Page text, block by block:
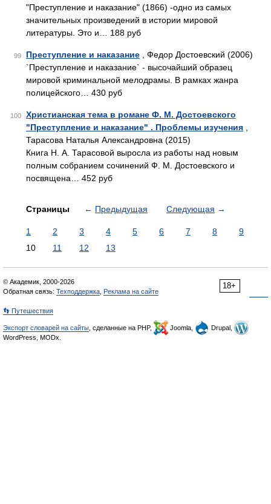
"Преступление и наказание" (1866) -одно из самых
значительных произведений в истории мировой
литературы. Это и… 188 руб
99 Преступление и наказание , Федор Достоевский (2006)
`Преступление и наказание` - высочайший образец
мировой криминальной мелодрамы. В рамках жанра
полицейского… 430 руб
100
Христианская тема в романе Ф. М. Достоевского
"Преступление и наказание" . Проблемы изучения
Тарасова Наталья Александровна (2015)
Книга Н. А. Тарасовой выросла из работы над новым
полным собранием сочинений Ф. М. Достоевского и
посвящена… 452 руб
Страницы ← Предыдущая Следующая →
1 2 3 4 5 6 7 8
9
10
11 12 13
18+
© Академик, 2000-2026
Обратная связь: Техподдержка Реклама на сайте
👣 Путешествия
Экспорт словарей на сайты , сделанные на PHP, Joomla,
Drupal,
WordPress, MODx.